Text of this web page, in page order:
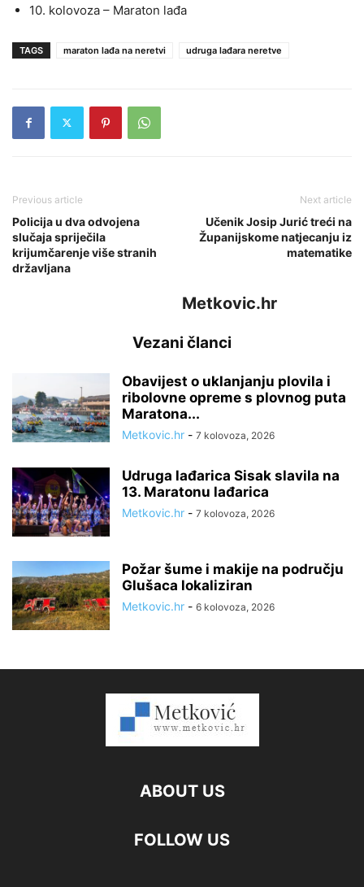
10. kolovoza – Maraton lađa
TAGS maraton lađa na neretvi udruga lađara neretve
Previous article
Policija u dva odvojena
slučaja spriječila
krijumčarenje više stranih
državljana
Next article
Učenik Josip Jurić treći na
Županijskome natjecanju iz
matematike
Metkovic.hr
Vezani članci
Obavijest o uklanjanju plovila i
ribolovne opreme s plovnog puta
Maratona...
Metkovic.hr - 7 kolovoza, 2026
Udruga lađarica Sisak slavila na
13. Maratonu lađarica
Metkovic.hr - 7 kolovoza, 2026
Požar šume i makije na području
Glušaca lokaliziran
Metkovic.hr - 6 kolovoza, 2026
ABOUT US
FOLLOW US